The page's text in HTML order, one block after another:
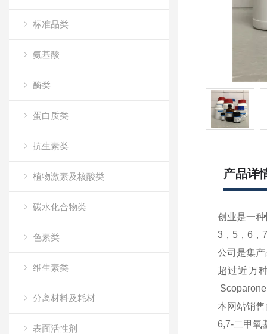
标准品类
氨基酸
酶类
蛋白质类
抗生素类
植物激素及核酸类
碳水化合物类
色素类
维生素类
分离材料及耗材
表面活性剂
产品详
创业是一种
3，5，6，
公司是集
超过近万
Scoparone
本网站销
6,7-二甲氧